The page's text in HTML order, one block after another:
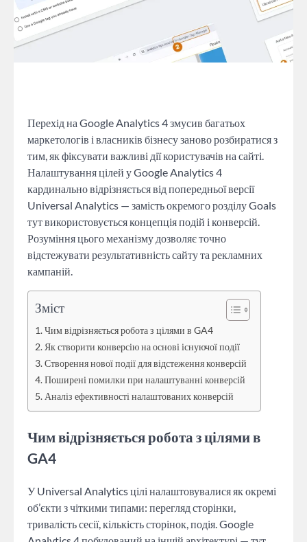
Перехід на Google Analytics 4 змусив багатьох
маркетологів і власників бізнесу заново розбиратися з
тим, як фіксувати важливі дії користувачів на сайті.
Налаштування цілей у Google Analytics 4
кардинально відрізняється від попередньої версії
Universal Analytics — замість окремого розділу Goals
тут використовується концепція подій і конверсій.
Розуміння цього механізму дозволяє точно
відстежувати результативність сайту та рекламних
кампаній.
Зміст
Чим відрізняється робота з цілями в GA4
Як створити конверсію на основі існуючої події
Створення нової події для відстеження конверсій
Поширені помилки при налаштуванні конверсій
Аналіз ефективності налаштованих конверсій
Чим відрізняється робота з цілями в
GA4
У Universal Analytics цілі налаштовувалися як окремі
об’єкти з чіткими типами: перегляд сторінки,
тривалість сесії, кількість сторінок, подія. Google